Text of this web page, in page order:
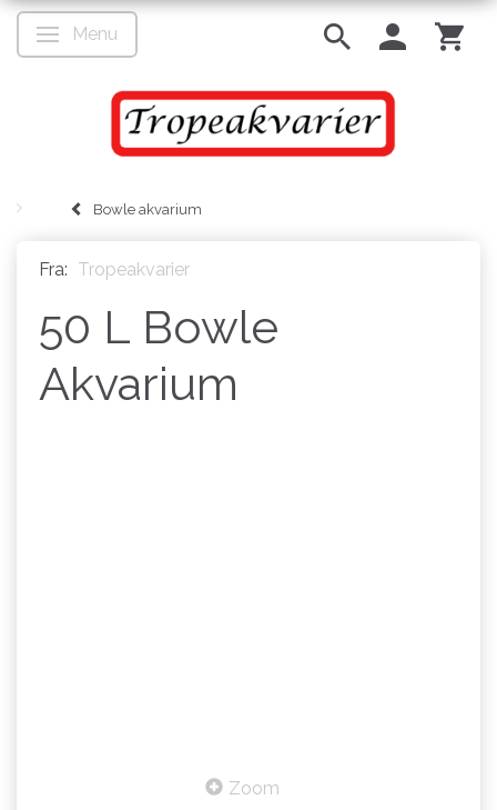
Skifte navigation
Menu
Bowle akvarium
Fra: Tropeakvarier
50 L Bowle
Akvarium
Zoom